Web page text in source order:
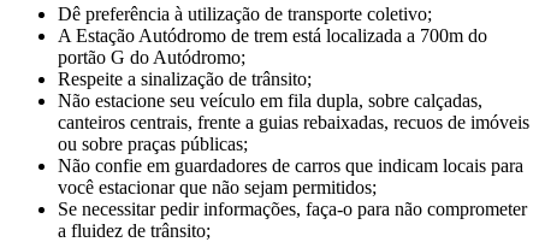
Dê preferência à utilização de transporte coletivo;
A Estação Autódromo de trem está localizada a 700m do
portão G do Autódromo;
Respeite a sinalização de trânsito;
Não estacione seu veículo em fila dupla, sobre calçadas,
canteiros centrais, frente a guias rebaixadas, recuos de imóveis
ou sobre praças públicas;
Não confie em guardadores de carros que indicam locais para
você estacionar que não sejam permitidos;
Se necessitar pedir informações, faça-o para não comprometer
a fluidez de trânsito;